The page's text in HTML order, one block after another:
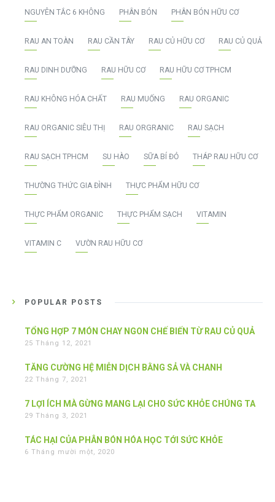
NGUYÊN TẮC 6 KHÔNG PHÂN BÓN PHÂN BÓN HỮU CƠ
RAU AN TOÀN RAU CẦN TÂY RAU CỦ HỮU CƠ RAU CỦ QUẢ
RAU DINH DƯỠNG RAU HỮU CƠ RAU HỮU CƠ TPHCM
RAU KHÔNG HÓA CHẤT RAU MUỐNG RAU ORGANIC
RAU ORGANIC SIÊU THỊ RAU ORGRANIC RAU SẠCH
RAU SẠCH TPHCM SU HÀO SỮA BÍ ĐỎ THÁP RAU HỮU CƠ
THƯỜNG THỨC GIA ĐÌNH THỰC PHẨM HỮU CƠ
THỰC PHẨM ORGANIC THỰC PHẨM SẠCH VITAMIN
VITAMIN C VƯỜN RAU HỮU CƠ
POPULAR POSTS
TỔNG HỢP 7 MÓN CHAY NGON CHẾ BIẾN TỪ RAU CỦ QUẢ
25 Tháng 12, 2021
TĂNG CƯỜNG HỆ MIỄN DỊCH BẰNG SẢ VÀ CHANH
22 Tháng 7, 2021
7 LỢI ÍCH MÀ GỪNG MANG LẠI CHO SỨC KHỎE CHÚNG TA
29 Tháng 3, 2021
TÁC HẠI CỦA PHÂN BÓN HÓA HỌC TỚI SỨC KHỎE
6 Tháng mười một, 2020